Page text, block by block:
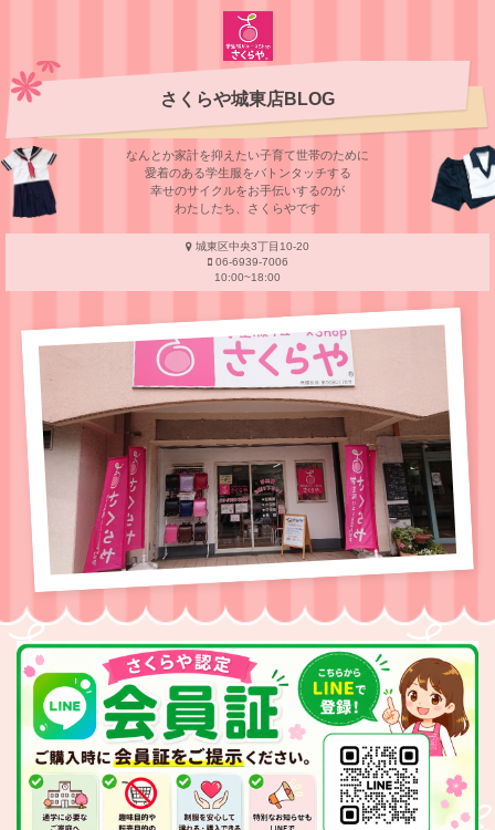
さくらや城東店BLOG
なんとか家計を抑えたい子育て世帯のために
愛着のある学⽣服をバトンタッチする
幸せのサイクルをお⼿伝いするのが
わたしたち、さくらやです
城東区中央3丁目10-20
06-6939-7006
10:00~18:00